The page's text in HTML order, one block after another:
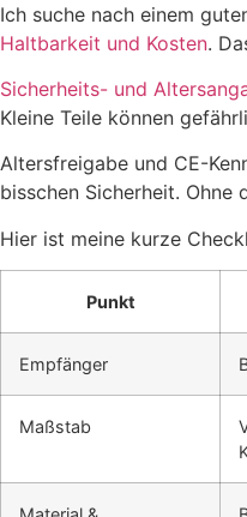
Ich suche nach einem
Haltbarkeit und Kosten.
Sicherheits- und
Kleine Teile können
Altersfreigabe und CE-
bisschen Sicherheit. Ohne
Hier ist meine kurze
Punkt
Empfänger
Maßstab